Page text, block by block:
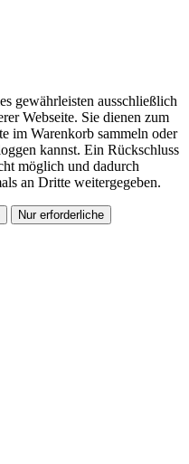
gewährleisten ausschließlich
Webseite. Sie dienen zum
im Warenkorb sammeln oder
kannst. Ein Rückschluss
möglich und dadurch
an Dritte weitergegeben.
Nur erforderliche